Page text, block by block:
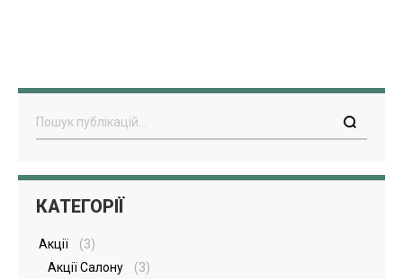
Пошук
КАТЕГОРІЇ
Акції
(3)
Акції Салону
(3)